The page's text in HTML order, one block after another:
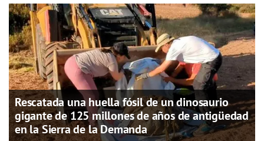
Rescatada una huella fósil de un dinosaurio
gigante de 125 millones de años de antigüedad
en la Sierra de la Demanda